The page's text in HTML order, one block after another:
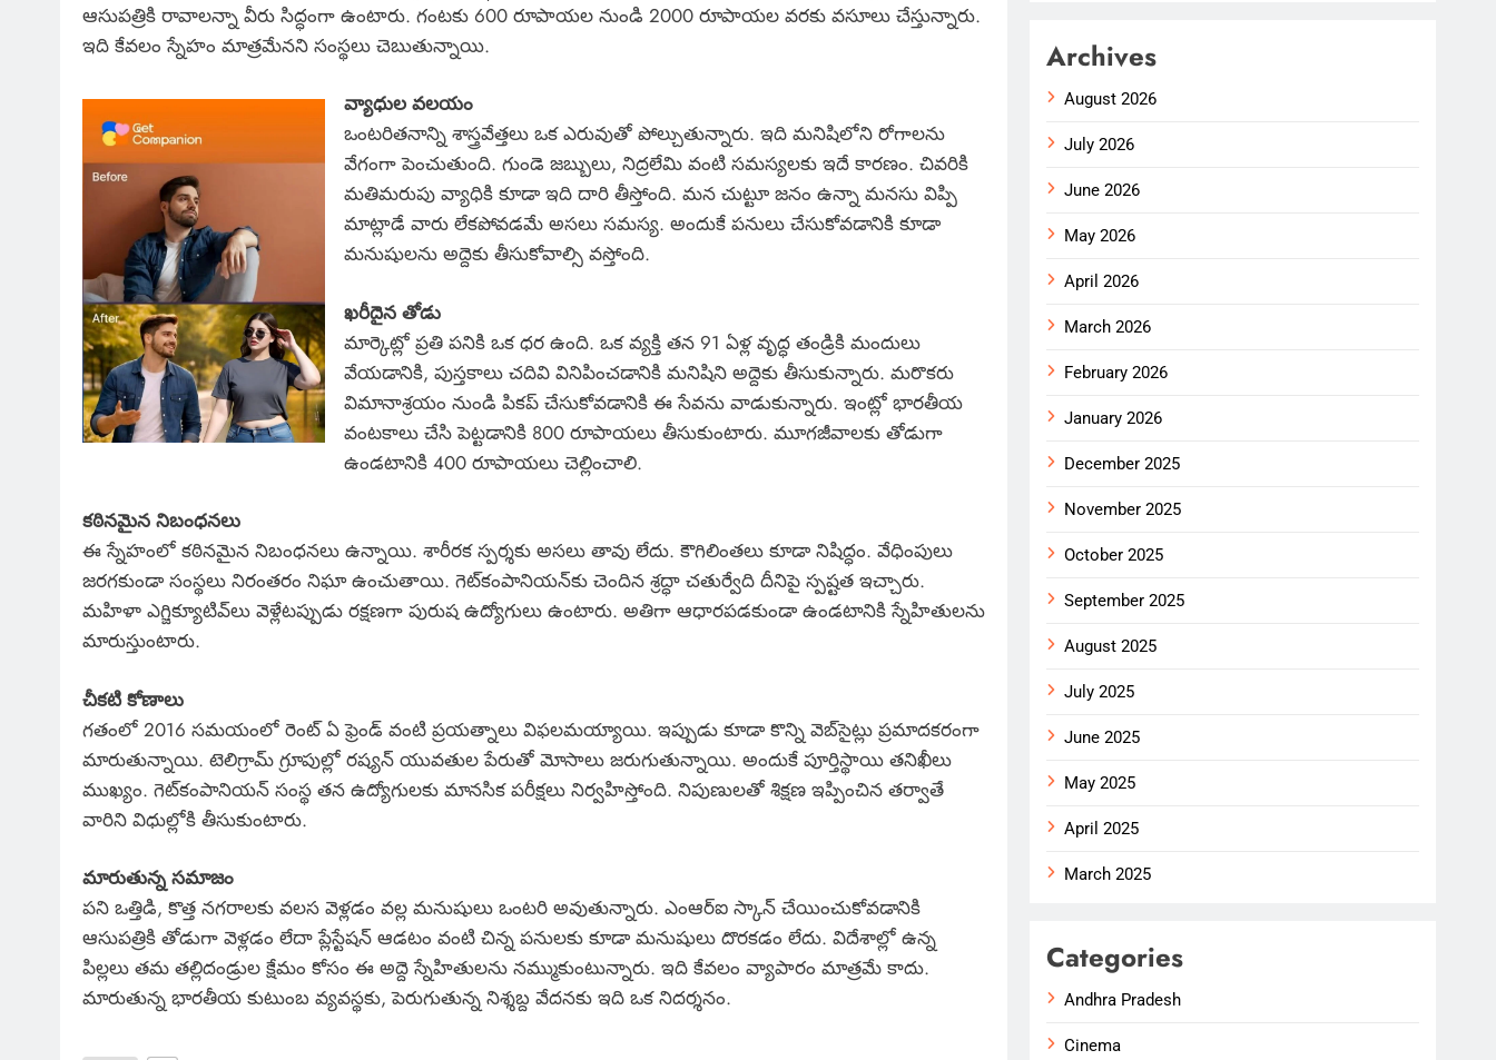
ఆసుపత్రికి రావాలన్నా వీరు సిద్ధంగా ఉంటారు. గంటకు 600 రూపాయల నుండి 2000 రూపాయల వరకు వసూలు చేస్తున్నారు.
ఇది కేవలం స్నేహం మాత్రమేనని సంస్థలు చెబుతున్నాయి.
వ్యాధుల వలయం
ఒంటరితనాన్ని శాస్త్రవేత్తలు ఒక ఎరువుతో పోల్చుతున్నారు. ఇది మనిషిలోని రోగాలను
వేగంగా పెంచుతుంది. గుండె జబ్బులు, నిద్రలేమి వంటి సమస్యలకు ఇదే కారణం. చివరికి
మతిమరుపు వ్యాధికి కూడా ఇది దారి తీస్తోంది. మన చుట్టూ జనం ఉన్నా మనసు విప్పి
మాట్లాడే వారు లేకపోవడమే అసలు సమస్య. అందుకే పనులు చేసుకోవడానికి కూడా
మనుషులను అద్దెకు తీసుకోవాల్సి వస్తోంది.
ఖరీదైన తోడు
మార్కెట్లో ప్రతి పనికి ఒక ధర ఉంది. ఒక వ్యక్తి తన 91 ఏళ్ల వృద్ధ తండ్రికి మందులు
వేయడానికి, పుస్తకాలు చదివి వినిపించడానికి మనిషిని అద్దెకు తీసుకున్నారు. మరొకరు
విమానాశ్రయం నుండి పికప్ చేసుకోవడానికి ఈ సేవను వాడుకున్నారు. ఇంట్లో భారతీయ
వంటకాలు చేసి పెట్టడానికి 800 రూపాయలు తీసుకుంటారు. మూగజీవాలకు తోడుగా
ఉండటానికి 400 రూపాయలు చెల్లించాలి.
కఠినమైన నిబంధనలు
ఈ స్నేహంలో కఠినమైన నిబంధనలు ఉన్నాయి. శారీరక స్పర్శకు అసలు తావు లేదు. కౌగిలింతలు కూడా నిషిద్ధం. వేధింపులు
జరగకుండా సంస్థలు నిరంతరం నిఘా ఉంచుతాయి. గెట్‌కంపానియన్‌కు చెందిన శ్రద్ధా చతుర్వేది దీనిపై స్పష్టత ఇచ్చారు.
మహిళా ఎగ్జిక్యూటివ్‌లు వెళ్లేటప్పుడు రక్షణగా పురుష ఉద్యోగులు ఉంటారు. అతిగా ఆధారపడకుండా ఉండటానికి స్నేహితులను
మారుస్తుంటారు.
చీకటి కోణాలు
గతంలో 2016 సమయంలో రెంట్ ఏ ఫ్రెండ్ వంటి ప్రయత్నాలు విఫలమయ్యాయి. ఇప్పుడు కూడా కొన్ని వెబ్‌సైట్లు ప్రమాదకరంగా
మారుతున్నాయి. టెలిగ్రామ్ గ్రూపుల్లో రష్యన్ యువతుల పేరుతో మోసాలు జరుగుతున్నాయి. అందుకే పూర్తిస్థాయి తనిఖీలు
ముఖ్యం. గెట్‌కంపానియన్ సంస్థ తన ఉద్యోగులకు మానసిక పరీక్షలు నిర్వహిస్తోంది. నిపుణులతో శిక్షణ ఇప్పించిన తర్వాతే
వారిని విధుల్లోకి తీసుకుంటారు.
మారుతున్న సమాజం
పని ఒత్తిడి, కొత్త నగరాలకు వలస వెళ్లడం వల్ల మనుషులు ఒంటరి అవుతున్నారు. ఎంఆర్ఐ స్కాన్ చేయించుకోవడానికి
ఆసుపత్రికి తోడుగా వెళ్లడం లేదా ప్లేస్టేషన్ ఆడటం వంటి చిన్న పనులకు కూడా మనుషులు దొరకడం లేదు. విదేశాల్లో ఉన్న
పిల్లలు తమ తల్లిదండ్రుల క్షేమం కోసం ఈ అద్దె స్నేహితులను నమ్ముకుంటున్నారు. ఇది కేవలం వ్యాపారం మాత్రమే కాదు.
మారుతున్న భారతీయ కుటుంబ వ్యవస్థకు, పెరుగుతున్న నిశ్శబ్ద వేదనకు ఇది ఒక నిదర్శనం.
Archives
August 2026
July 2026
June 2026
May 2026
April 2026
March 2026
February 2026
January 2026
December 2025
November 2025
October 2025
September 2025
August 2025
July 2025
June 2025
May 2025
April 2025
March 2025
Categories
Andhra Pradesh
Cinema